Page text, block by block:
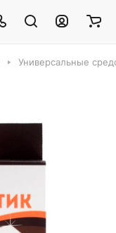
Универсальные